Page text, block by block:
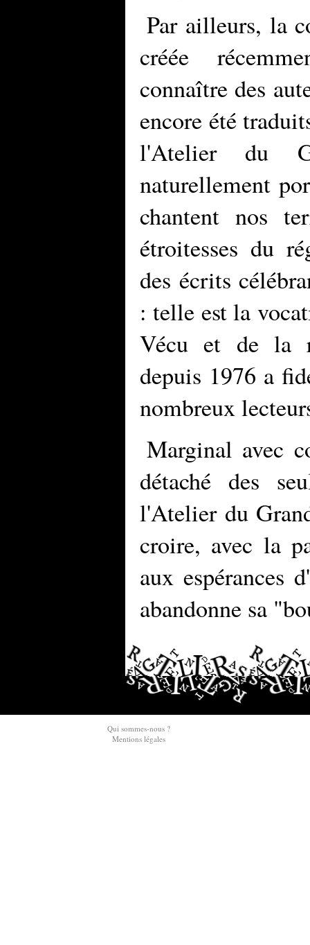
Par ailleurs, la
créée
connaître des
encore été
l'Atelier du
naturellement
chantent nos
étroitesses du
des écrits
: telle est la
Vécu et de la
depuis 1976 a
nombreux
Marginal avec
détaché des
l'Atelier du
croire, avec la
aux espérances
abandonne sa
Qui sommes-nous ?
Mentions légales